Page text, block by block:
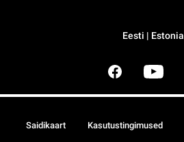
Eesti | Estonia
Saidikaart Kasutustingimused